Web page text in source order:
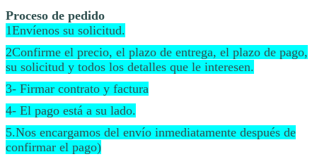
Proceso de pedido
1Envíenos su solicitud.
2Confirme el precio, el plazo de entrega, el plazo de pago,
su solicitud y todos los detalles que le interesen.
3- Firmar contrato y factura
4- El pago está a su lado.
5.Nos encargamos del envío inmediatamente después de
confirmar el pago)